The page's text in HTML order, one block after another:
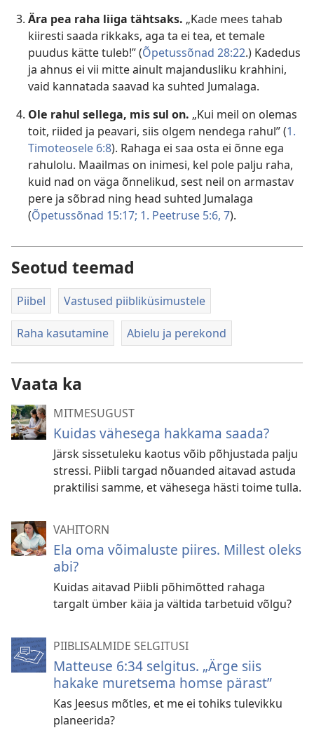
Ära pea raha liiga tähtsaks. „Kade mees tahab
kiiresti saada rikkaks, aga ta ei tea, et temale
puudus kätte tuleb!” (Õpetussõnad 28:22.) Kadedus
ja ahnus ei vii mitte ainult majandusliku krahhini,
vaid kannatada saavad ka suhted Jumalaga.
Ole rahul sellega, mis sul on. „Kui meil on olemas
toit, riided ja peavari, siis olgem nendega rahul” (1.
Timoteosele 6:8). Rahaga ei saa osta ei õnne ega
rahulolu. Maailmas on inimesi, kel pole palju raha,
kuid nad on väga õnnelikud, sest neil on armastav
pere ja sõbrad ning head suhted Jumalaga
(Õpetussõnad 15:17; 1. Peetruse 5:6, 7).
Seotud teemad
Piibel Vastused piibliküsimustele
Raha kasutamine Abielu ja perekond
Vaata ka
MITMESUGUST
Kuidas vähesega hakkama saada?
Järsk sissetuleku kaotus võib põhjustada palju
stressi. Piibli targad nõuanded aitavad astuda
praktilisi samme, et vähesega hästi toime tulla.
VAHITORN
Ela oma võimaluste piires. Millest oleks
abi?
Kuidas aitavad Piibli põhimõtted rahaga
targalt ümber käia ja vältida tarbetuid võlgu?
PIIBLISALMIDE SELGITUSI
Matteuse 6:34 selgitus. „Ärge siis
hakake muretsema homse pärast”
Kas Jeesus mõtles, et me ei tohiks tulevikku
planeerida?